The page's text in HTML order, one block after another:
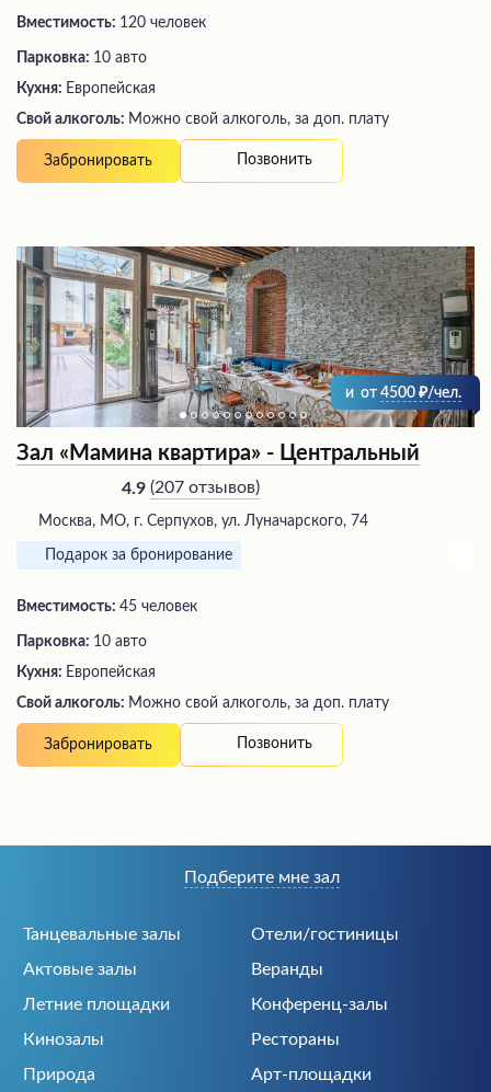
Вместимость: 120 человек
Парковка: 10 авто
Кухня: Европейская
Свой алкоголь: Можно свой алкоголь, за доп. плату
Забронировать Позвонить
и от 4500 /чел.
Зал «Мамина квартира» - Центральный
4.9 (207 отзывов)
Москва, МО, г. Серпухов, ул. Луначарского, 74
Подарок за бронирование
Вместимость: 45 человек
Парковка: 10 авто
Кухня: Европейская
Свой алкоголь: Можно свой алкоголь, за доп. плату
Забронировать Позвонить
Танцевальные залы
Отели/гостиницы
Актовые залы
Веранды
Летние площадки
Конференц-залы
Кинозалы
Рестораны
Природа
Арт-площадки
Подберите мне зал